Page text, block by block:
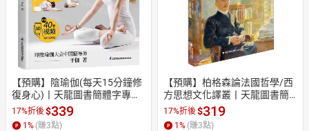
【預購】陰瑜伽(每天15分鐘修
復身心)丨天龍圖書簡體字專賣
店丨9787571335250 (tl2610)
17%折後$339
1% (賺3點)
【預購】柏格森論法國哲學/西
方思想文化譯叢丨天龍圖書簡
體字專賣店丨9787575809795
(tl2610)
17%折後$319
1% (賺3點)